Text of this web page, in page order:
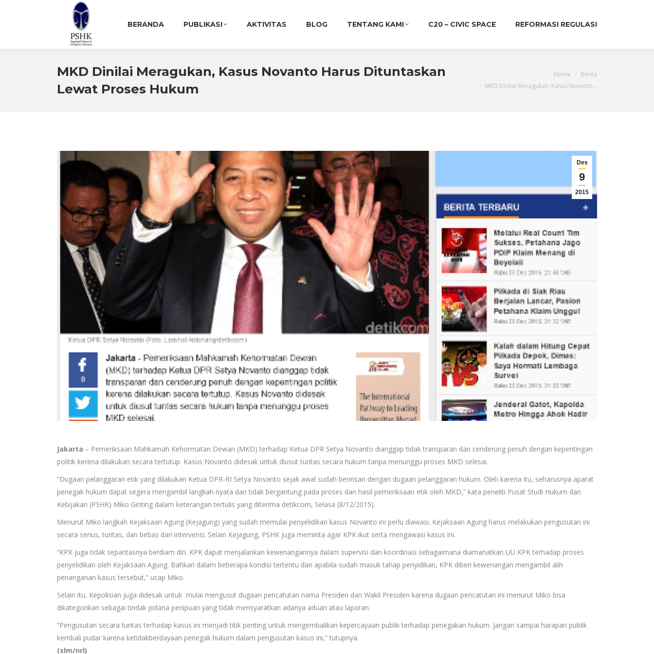
BERANDA PUBLIKASI AKTIVITAS BLOG TENTANG KAMI C20 – CIVIC SPACE REFORMASI REGULASI
MKD Dinilai Meragukan, Kasus Novanto Harus Dituntaskan
Lewat Proses Hukum
Home
Berita
MKD Dinilai Meragukan, Kasus Novanto…
Des
9
2015
Jakarta – Pemeriksaan Mahkamah Kehormatan Dewan (MKD) terhadap Ketua DPR Setya Novanto dianggap tidak transparan dan cenderung penuh dengan kepentingan
politik kerena dilakukan secara tertutup. Kasus Novanto didesak untuk diusut tuntas secara hukum tanpa menunggu proses MKD selesai.
“Dugaan pelanggaran etik yang dilakukan Ketua DPR-RI Setya Novanto sejak awal sudah beririsan dengan dugaan pelanggaran hukum. Oleh karena itu, seharusnya aparat
penegak hukum dapat segera mengambil langkah nyata dan tidak bergantung pada proses dan hasil pemeriksaan etik oleh MKD,” kata peneliti Pusat Studi Hukum dan
Kebijakan (PSHK) Miko Ginting dalam keterangan tertulis yang diterima detikcom, Selasa (8/12/2015).
Menurut Miko langkah Kejaksaan Agung (Kejagung) yang sudah memulai penyelidikan kasus Novanto ini perlu diawasi. Kejaksaan Agung harus melakukan pengusutan ini
secara serius, tuntas, dan bebas dari intervensi. Selain Kejagung, PSHK juga meminta agar KPK ikut serta mengawasi kasus ini.
“KPK juga tidak sepantasnya berdiam diri. KPK dapat menjalankan kewenangannya dalam supervisi dan koordinasi sebagaimana diamanatkan UU KPK terhadap proses
penyelidikan oleh Kejaksaan Agung. Bahkan dalam beberapa kondisi tertentu dan apabila sudah masuk tahap penyidikan, KPK diberi kewenangan mengambil alih
penanganan kasus tersebut,” ucap Miko.
Selain itu, Kepolisian juga didesak untuk mulai mengusut dugaan pencatutan nama Presiden dan Wakil Presiden karena dugaan pencatutan ini menurut Miko bisa
dikategorikan sebagai tindak pidana penipuan yang tidak mensyaratkan adanya aduan atau laporan.
“Pengusutan secara tuntas terhadap kasus ini menjadi titik penting untuk mengembalikan kepercayaan publik terhadap penegakan hukum. Jangan sampai harapan publik
kembali pudar karena ketidakberdayaan penegak hukum dalam pengusutan kasus ini,” tutupnya.
(slm/nrl)